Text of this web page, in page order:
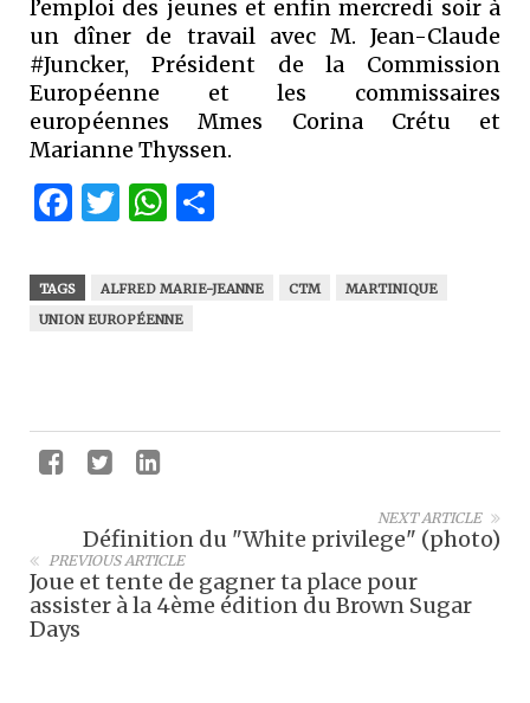
l’emploi des jeunes et enfin mercredi soir à
un dîner de travail avec M. Jean-Claude
#Juncker, Président de la Commission
Européenne et les commissaires
européennes Mmes Corina Crétu et
Marianne Thyssen.
Facebook
Twitter
WhatsApp
TAGS ALFRED MARIE-JEANNE CTM
MARTINIQUE
UNION EUROPÉENNE
NEXT ARTICLE
Définition du "White privilege" (photo)
PREVIOUS ARTICLE
Joue et tente de gagner ta place pour
assister à la 4ème édition du Brown Sugar
Days